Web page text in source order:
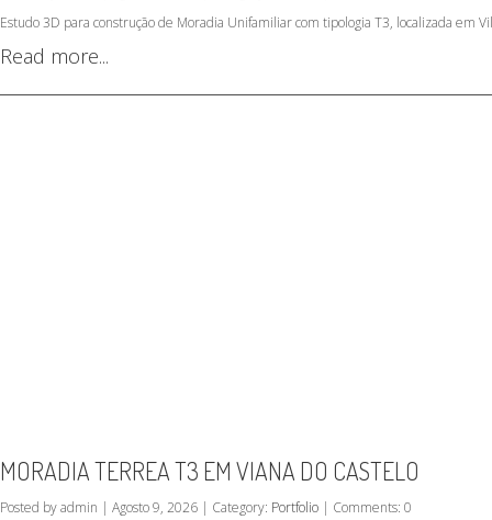
Estudo 3D para construção de Moradia Unifamiliar com tipologia T3, localizada em
Read more...
MORADIA TERREA T3 EM VIANA DO CASTELO
Posted by admin | Agosto 9, 2026 | Category: Portfolio | Comments: 0